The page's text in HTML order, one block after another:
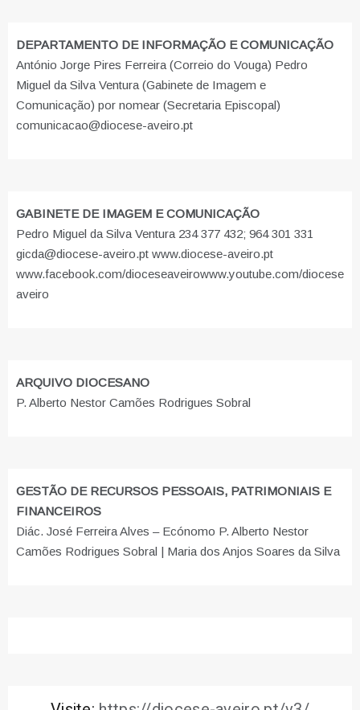
DEPARTAMENTO DE INFORMAÇÃO E COMUNICAÇÃO
António Jorge Pires Ferreira (Correio do Vouga) Pedro
Miguel da Silva Ventura (Gabinete de Imagem e
Comunicação) por nomear (Secretaria Episcopal)
comunicacao@diocese-aveiro.pt
GABINETE DE IMAGEM E COMUNICAÇÃO
Pedro Miguel da Silva Ventura 234 377 432; 964 301 331
gicda@diocese-aveiro.pt www.diocese-aveiro.pt
www.facebook.com/dioceseaveirowww.youtube.com/diocese
aveiro
ARQUIVO DIOCESANO
P. Alberto Nestor Camões Rodrigues Sobral
GESTÃO DE RECURSOS PESSOAIS, PATRIMONIAIS E
FINANCEIROS
Diác. José Ferreira Alves – Ecónomo P. Alberto Nestor
Camões Rodrigues Sobral | Maria dos Anjos Soares da Silva